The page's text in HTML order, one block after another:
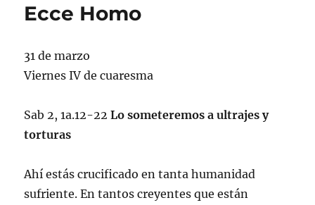
Ecce Homo
31 de marzo
Viernes IV de cuaresma
Sab 2, 1a.12-22Lo someteremos a ultrajes y
torturas
Ahí estás crucificado en tanta humanidad
sufriente. En tantos creyentes que están